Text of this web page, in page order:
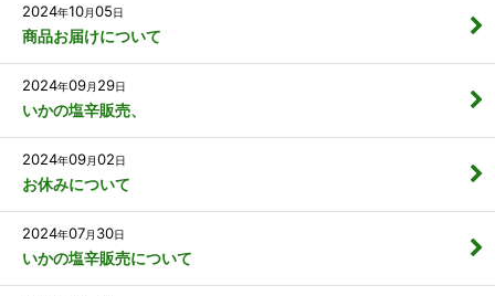
2024年10月05日
商品お届けについて
2024年09月 29日
いかの塩辛販売、
2024年09月02日
お休みについて
2024年07月 30日
いかの塩辛販売について